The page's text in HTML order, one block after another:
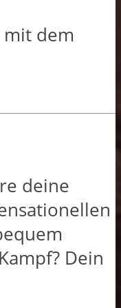
dem
deine
Dein